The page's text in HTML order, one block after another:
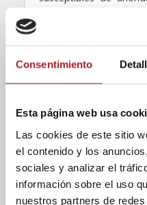
Consentimiento
Esta página web usa
Las cookies de este sitio
el contenido y los
sociales y analizar el
información sobre el uso
nuestros partners de
gira en torno al
literatura en Aragón
nos acerquemos a
un especialista en el
para nada”. Esta frase
boca de alguien
lectura. Este
centrándose en el